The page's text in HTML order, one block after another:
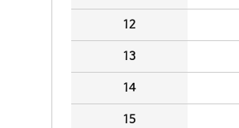
12
13
14
15